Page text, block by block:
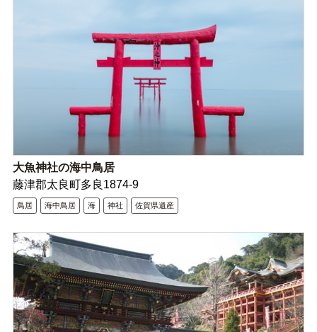
大魚神社の海中鳥居
藤津郡太良町多良1874-9
鳥居 海中鳥居 海 神社 佐賀県遺産